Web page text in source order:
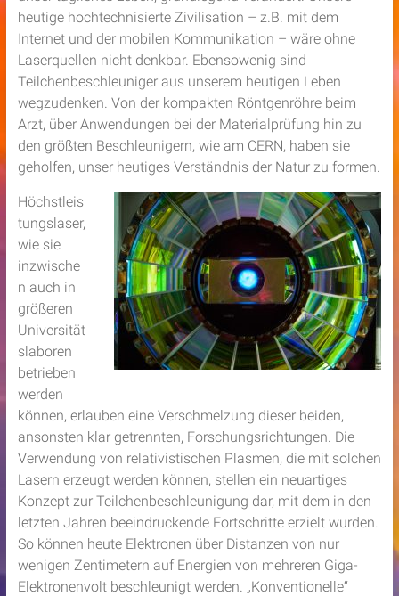
heutige hochtechnisierte Zivilisation – z.B. mit dem
Internet und der mobilen Kommunikation – wäre ohne
Laserquellen nicht denkbar. Ebensowenig sind
Teilchenbeschleuniger aus unserem heutigen Leben
wegzudenken. Von der kompakten Röntgenröhre beim
Arzt, über Anwendungen bei der Materialprüfung hin zu
den größten Beschleunigern, wie am CERN, haben sie
geholfen, unser heutiges Verständnis der Natur zu formen.
Höchstleis
tungslaser,
wie sie
inzwische
n auch in
größeren
Universität
slaboren
betrieben
werden
können, erlauben eine Verschmelzung dieser beiden,
ansonsten klar getrennten, Forschungsrichtungen. Die
Verwendung von relativistischen Plasmen, die mit solchen
Lasern erzeugt werden können, stellen ein neuartiges
Konzept zur Teilchenbeschleunigung dar, mit dem in den
letzten Jahren beeindruckende Fortschritte erzielt wurden.
So können heute Elektronen über Distanzen von nur
wenigen Zentimetern auf Energien von mehreren Giga-
Elektronenvolt beschleunigt werden. „Konventionelle“